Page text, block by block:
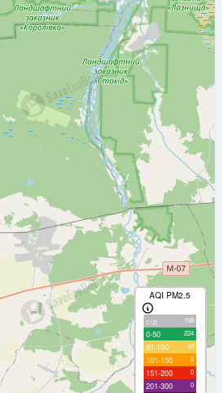
AQI PM2.5
с/д 108
0-50 224
51-100 18
101-150 0
151-200 0
201-300 0